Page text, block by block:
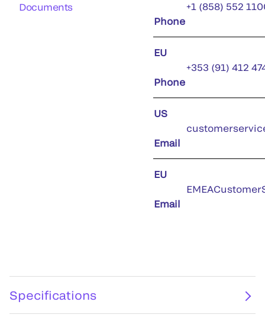
Documents
Phone
+1 (858) 552
EU
Phone
+353 (91) 412
US
Email
EU
Email
Specifications